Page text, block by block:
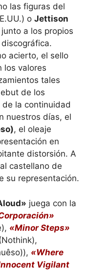
las figuras del
o Jettison
a los propios
acierto, el sello
los valores
tales
de los
de la continuidad
nuestros días, el
, el oleaje
en
distorsión. A
castellano de
su representación.
juega con la
«Minor Steps»
«Where
Vigilant